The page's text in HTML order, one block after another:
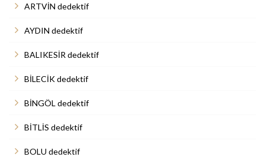
ARTVİN dedektif
AYDIN dedektif
BALIKESİR dedektif
BİLECİK dedektif
BİNGÖL dedektif
BİTLİS dedektif
BOLU dedektif